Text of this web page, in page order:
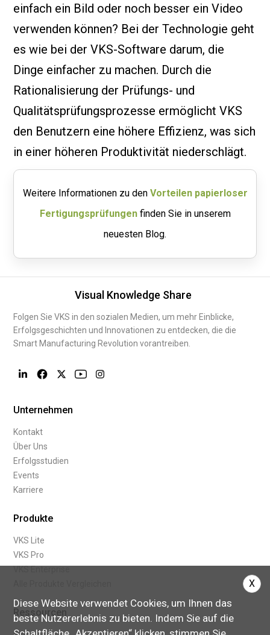
einfach ein Bild oder noch besser ein Video
verwenden können? Bei der Technologie geht
es wie bei der VKS-Software darum, die
Dinge einfacher zu machen. Durch die
Rationalisierung der Prüfungs- und
Qualitätsprüfungsprozesse ermöglicht VKS
den Benutzern eine höhere Effizienz, was sich
in einer höheren Produktivität niederschlägt.
Weitere Informationen zu den Vorteilen papierloser
Fertigungsprüfungen finden Sie in unserem
neuesten Blog.
Diese Website verwendet Cookies, um Ihnen das
beste Nutzererlebnis zu bieten. Indem Sie auf die
X
Visual Knowledge Share
Folgen Sie VKS in den sozialen Medien, um mehr Einblicke,
Erfolgsgeschichten und Innovationen zu entdecken, die die
Smart Manufacturing Revolution vorantreiben.
Unternehmen
Kontakt
Über Uns
Erfolgsstudien
Events
Karriere
Produkte
VKS Lite
VKS Pro
Ressourcen